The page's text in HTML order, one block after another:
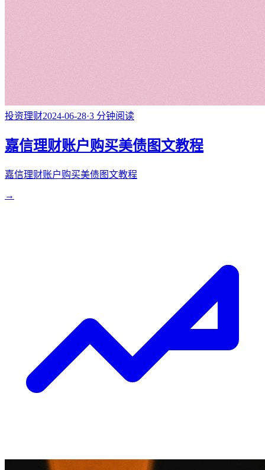
投资理财2024-06-28·3 分钟阅读
嘉信理财账户购买美债图文教程
嘉信理财账户购买美债图文教程
→